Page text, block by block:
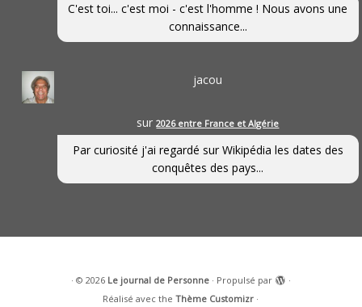
C'est toi... c'est moi - c'est l'homme ! Nous avons une
connaissance...
jacou
sur2026 entre France et Algérie
Par curiosité j'ai regardé sur Wikipédia les dates des
conquêtes des pays...
· © 2026 Le journal de Personne· Propulsé par
·
Réalisé avec theThème Customizr ·